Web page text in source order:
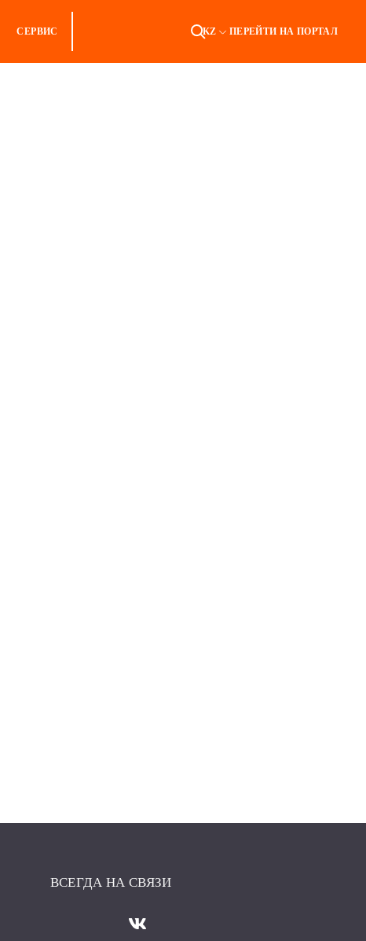
СЕРВИС KZ ПЕРЕЙТИ НА ПОРТАЛ
ВСЕГДА НА СВЯЗИ